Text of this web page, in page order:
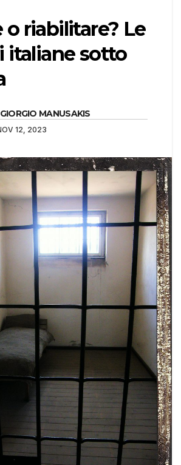
o riabilitare? Le
italiane sotto
GIORGIO MANUSAKIS
12, 2023